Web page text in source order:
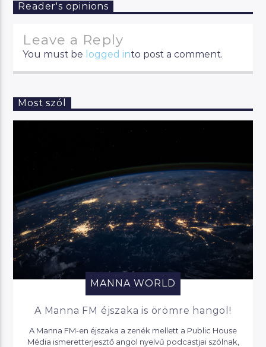
Reader's opinions
Leave a Reply
You must be logged into post a comment.
Most szól
MANNA WORLD
A Manna FM éjszaka is örömre hangol!
A Manna FM-en éjszaka a zenék mellett a Public House
Média ismeretterjesztő angol nyelvű podcastjai szólnak,